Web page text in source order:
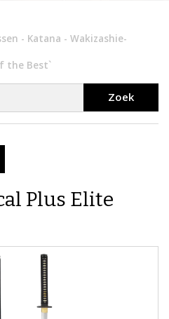
- Katana - Wakizashie-
the Best`
Zoek
Plus Elite